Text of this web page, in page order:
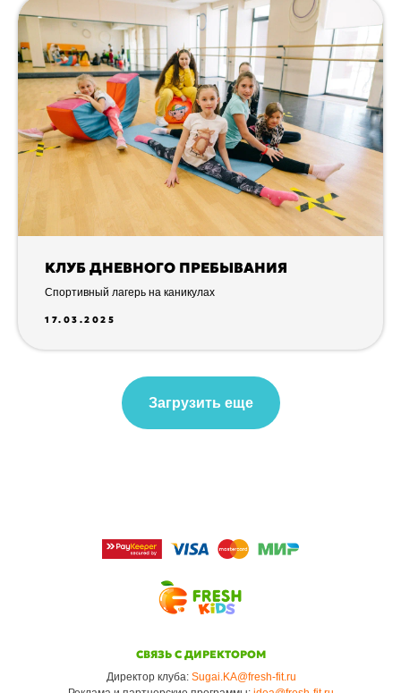
КЛУБ ДНЕВНОГО ПРЕБЫВАНИЯ
Спортивный лагерь на каникулах
17.03.2025
Загрузить еще
Директор клуба: Sugai.KA@fresh-fit.ru
СВЯЗЬ С ДИРЕКТОРОМ